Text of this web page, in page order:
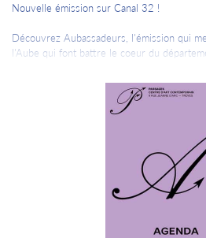
Nouvelle émission sur Canal 32 !
Découvrez Aubassadeurs, l'émission qui
l'Aube qui font battre le coeur du
A ne pas manquer maintenant en replay
d'Aubassadeurs ou en cliquant sur le
Les premiers invités pour ce nouveau
directrice de Terres et Vignes de l'Aube,
Aubassadeurs et Antoine Doucet, le